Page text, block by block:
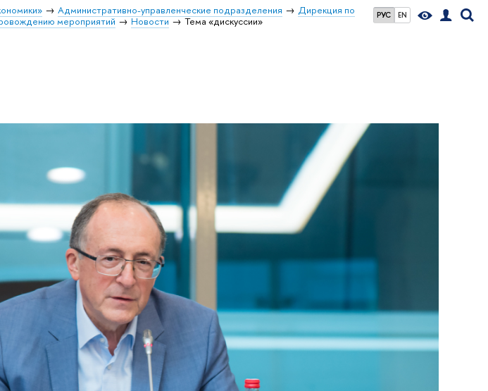
РУС EN
Административно-управленческие подразделения
Дирекция по
мероприятий Новости Тема «дискуссии»